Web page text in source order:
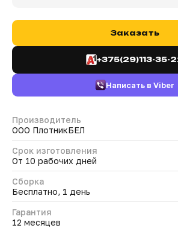
Заказать
+375(29)113-35-
Написать в Viber
Производитель
ООО ПлотникБЕЛ
Срок изготовления
От 10 рабочих дней
Сборка
Бесплатно, 1 день
Гарантия
12 месяцев